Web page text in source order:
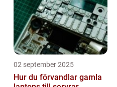
02 september 2025
Hur du förvandlar gamla